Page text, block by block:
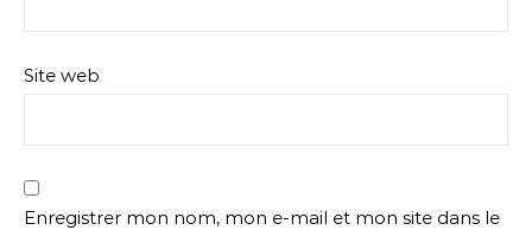
Site web
Enregistrer mon nom, mon e-mail et mon site dans le